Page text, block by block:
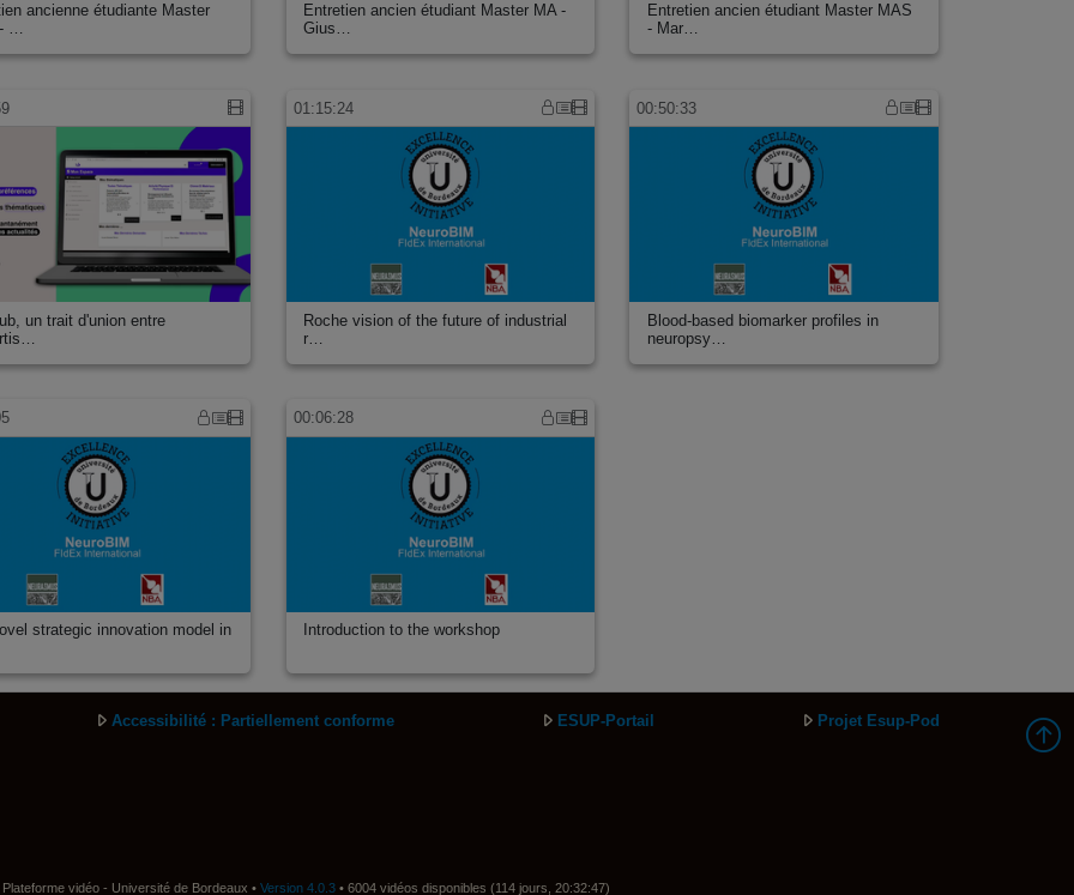
(STAPS)
ancienne étudiante Master
- …
Entretien ancien étudiant Master MA -
Gius…
Entretien ancien étudiant Master MAS
- Mar…
un trait d'union entre
01:15:24
Roche vision of the future of industrial
r…
00:50:33
Blood-based biomarker profiles in
neuropsy…
strategic innovation model in
00:06:28
Introduction to the workshop
Accessibilité : Partiellement conforme ESUP-Portail Projet Esup-Pod
Plateforme vidéo - Université de Bordeaux • Version 4.0.3• 6004 vidéos disponibles (114 jours, 20:32:47)